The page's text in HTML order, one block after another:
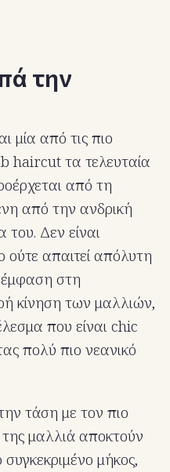
την
μία από τις πιο
haircut τα τελευταία
από τη
από την ανδρική
Δεν είναι
ούτε απαιτεί απόλυτη
έμφαση στη
κίνηση των μαλλιών,
που είναι chic
πολύ πιο νεανικό
τάση με τον πιο
μαλλιά αποκτούν
μήκος,